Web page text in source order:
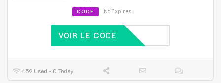
CODE No Expires
VOIR LE CODE
459 Used - 0 Today